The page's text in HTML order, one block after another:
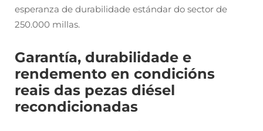
esperanza de durabilidade estándar do sector de
250.000 millas.
Garantía, durabilidade e
rendemento en condicións
reais das pezas diésel
recondicionadas